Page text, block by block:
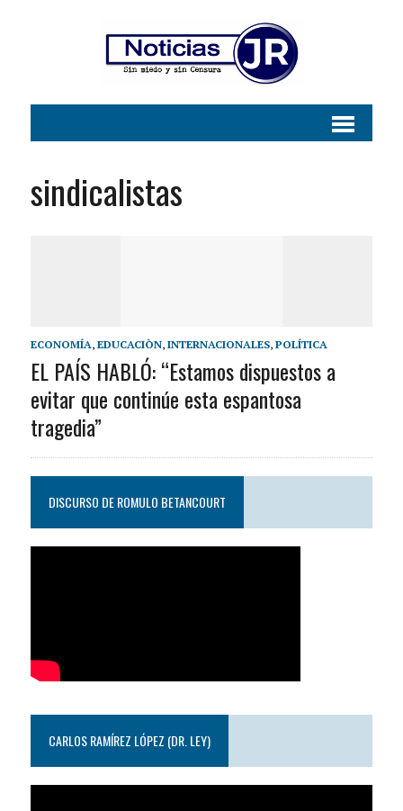
sindicalistas
ECONOMÍA, EDUCACIÒN, INTERNACIONALES, POLÍTICA
EL PAÍS HABLÓ: “Estamos dispuestos a
evitar que continúe esta espantosa
tragedia”
DISCURSO DE ROMULO BETANCOURT
CARLOS RAMÍREZ LÓPEZ (DR. LEY)